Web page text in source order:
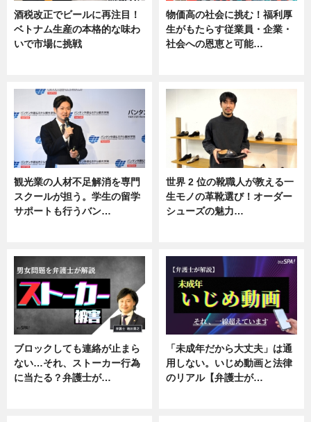
酒税改正でビールに再注目！
ベトナム生産の本格的な味わ
いで市場に挑戦
物価高の社会に挑む！福利厚
生がもたらす従業員・企業・
社会への恩恵と可能…
観光業の人材不足解消を専門
スクールが担う。学生の留学
サポートも行うバン…
世界 2 位の靴職人が教える一
生モノの革靴選び！オーダー
シューズの魅力…
ブロックしても連絡が止まら
ない…それ、ストーカー行為
に当たる？弁護士が…
「未成年だから大丈夫」は通
用しない。いじめ動画と法律
のリアル【弁護士が…